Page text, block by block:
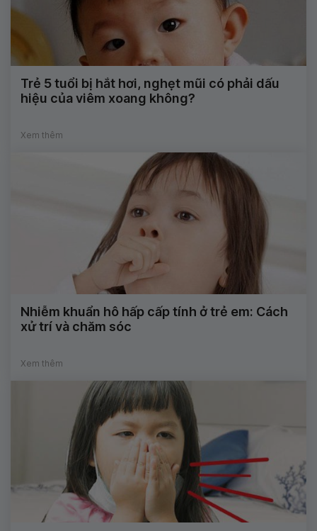
Trẻ 5 tuổi bị hắt hơi, nghẹt mũi có phải dấu
hiệu của viêm xoang không?
Xem thêm
Nhiễm khuẩn hô hấp cấp tính ở trẻ em: Cách
xử trí và chăm sóc
Xem thêm